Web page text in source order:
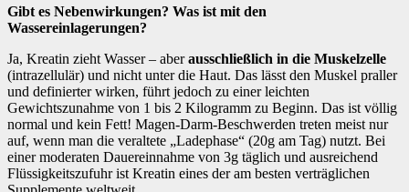
Gibt es Nebenwirkungen? Was ist mit den
Wassereinlagerungen?
Ja, Kreatin zieht Wasser – aberausschließlich in die Muskelzelle
(intrazellulär) und nicht unter die Haut. Das lässt den Muskel praller
und definierter wirken, führt jedoch zu einer leichten
Gewichtszunahme von 1 bis 2 Kilogramm zu Beginn. Das ist völlig
normal und kein Fett! Magen-Darm-Beschwerden treten meist nur
auf, wenn man die veraltete „Ladephase“ (20g am Tag) nutzt. Bei
einer moderaten Dauereinnahme von 3g täglich und ausreichend
Flüssigkeitszufuhr ist Kreatin eines der am besten verträglichen